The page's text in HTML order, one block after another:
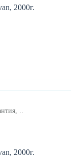
2000г.
2000г.
..